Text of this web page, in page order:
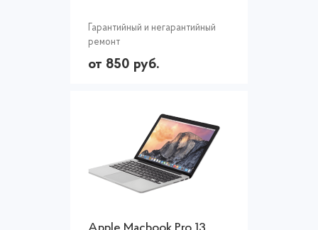
Гарантийный и негарантийный
ремонт
от 850 руб.